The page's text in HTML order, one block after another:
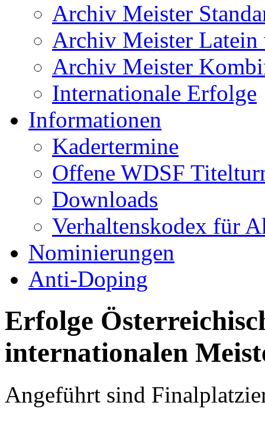
Archiv Meister
Archiv Meister Latein
Archiv Meister
Internationale Erfolge
Informationen
Kadertermine
Offene WDSF
Downloads
Verhaltenskodex für
Nominierungen
Anti-Doping
Erfolge
internationalen
Angeführt sind